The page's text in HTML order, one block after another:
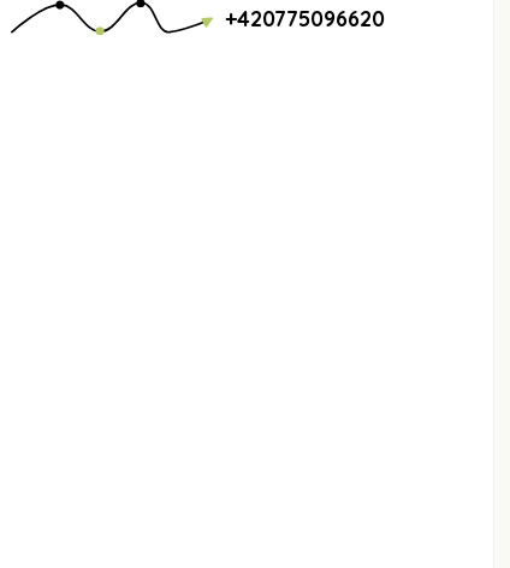
+420775096620